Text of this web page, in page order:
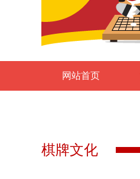
网站首页
棋牌文化